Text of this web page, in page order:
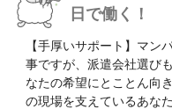
日で働く！
【手厚いサポート】マン
事ですが、派遣会社選び
なたの希望にとことん向
の現場を支えているあな